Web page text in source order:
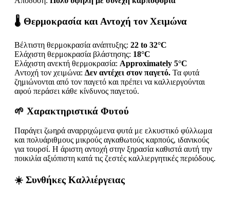
🌡️ Θερμοκρασία και Αντοχή τον Χειμώνα
Βέλτιστη θερμοκρασία ανάπτυξης: 22 to 32°C
Ελάχιστη θερμοκρασία βλάστησης: 18°C
Ελάχιστη ανεκτή θερμοκρασία: Approximately 5°C
Αντοχή τον χειμώνα: Δεν αντέχει στον παγετό. Τα φυτά
ζημιώνονται από τον παγετό και πρέπει να καλλιεργούνται
αφού περάσει κάθε κίνδυνος παγετού.
🌱 Χαρακτηριστικά Φυτού
Παράγει ζωηρά αναρριχώμενα φυτά με ελκυστικό φύλλωμα
και πολυάριθμους μικρούς αγκαθωτούς καρπούς, ιδανικούς
για τουρσί. Η άριστη αντοχή στην ξηρασία καθιστά αυτή την
ποικιλία αξιόπιστη κατά τις ζεστές καλλιεργητικές περιόδους.
☀️ Συνθήκες Καλλιέργειας